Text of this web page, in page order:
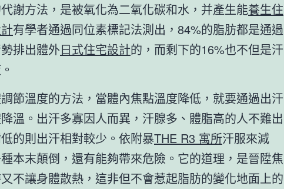
謝方法，是被氧化為二氧化碳和水，并產生能養生住
有學者通過同位素標記法測出，84%的脂肪都是通過
排出體外日式住宅設計的，而剩下的16%也不但是汗
節溫度的方法，當體內焦點溫度降低，就要通過出汗
溫。出汗多寡因人而異，汗腺多、體脂高的人不難出
的則出汗相對較少。依附暴THE R3 寓所汗服來減
本末顛倒，還有能夠帶來危險。它的道理，是晉陞焦
不讓身體散熱，這非但不會惹起脂肪的變化地面上的